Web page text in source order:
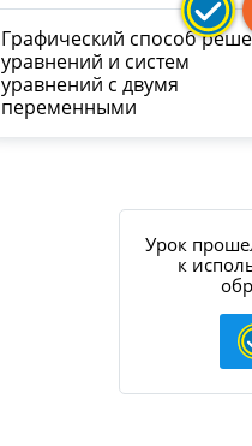
Графический способ
уравнений и систем
уравнений с двумя
переменными
Урок
к